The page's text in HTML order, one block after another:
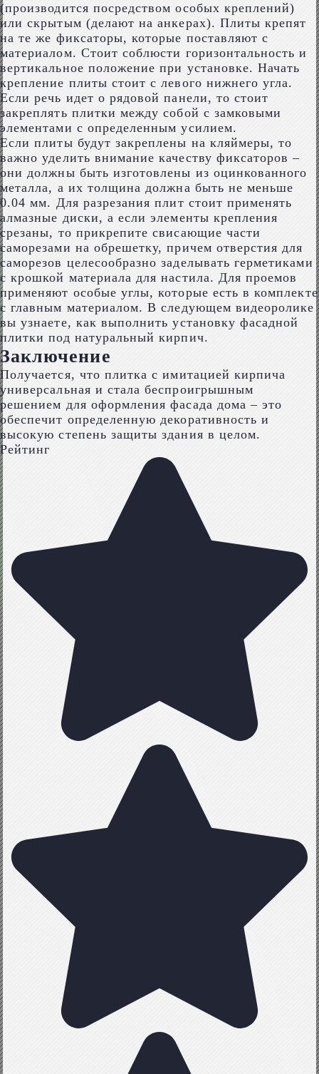
(производится посредством особых креплений)
или скрытым (делают на анкерах). Плиты крепят
на те же фиксаторы, которые поставляют с
материалом. Стоит соблюсти горизонтальность и
вертикальное положение при установке. Начать
крепление плиты стоит с левого нижнего угла.
Если речь идет о рядовой панели, то стоит
закреплять плитки между собой с замковыми
элементами с определенным усилием.
Если плиты будут закреплены на кляймеры, то
важно уделить внимание качеству фиксаторов –
они должны быть изготовлены из оцинкованного
металла, а их толщина должна быть не меньше
0.04 мм. Для разрезания плит стоит применять
алмазные диски, а если элементы крепления
срезаны, то прикрепите свисающие части
саморезами на обрешетку, причем отверстия для
саморезов целесообразно заделывать герметиками
с крошкой материала для настила. Для проемов
применяют особые углы, которые есть в комплекте
с главным материалом. В следующем видеоролике
вы узнаете, как выполнить установку фасадной
плитки под натуральный кирпич.
Заключение
Получается, что плитка с имитацией кирпича
универсальная и стала беспроигрышным
решением для оформления фасада дома – это
обеспечит определенную декоративность и
высокую степень защиты здания в целом.
Рейтинг